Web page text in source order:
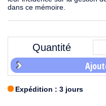
dans ce mémoire.
Quantité
Expédition : 3 jours